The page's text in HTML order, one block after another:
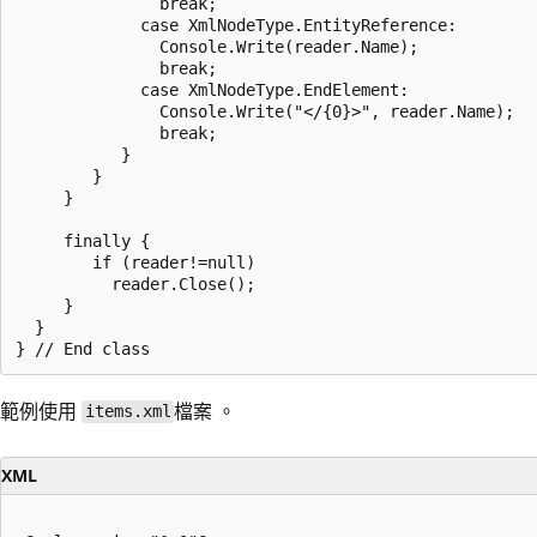
             case XmlNodeType.EntityReference:
               Console.Write(reader.Name);
               break;
             case XmlNodeType.EndElement:
               Console.Write("</{0}>", reader.Name);
               break;
           }
        }
     }
     finally {
        if (reader!=null)
          reader.Close();
     }
  }
範例使用 items.xml 檔案 。
XML